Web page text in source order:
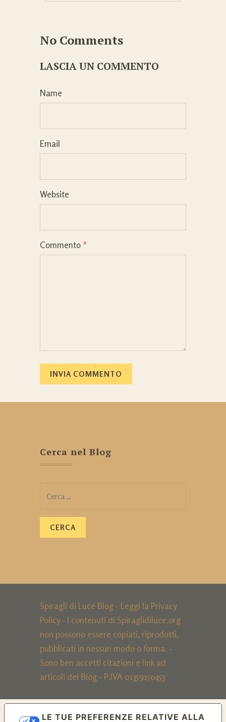
No Comments
LASCIA UN COMMENTO
Name
Email
Website
Commento *
Cerca nel Blog
Spiragli di Luce Blog - Leggi la Privacy
Policy- I contenuti di Spiraglidiluce.org
non possono essere copiati, riprodotti,
pubblicati in nessun modo o forma. -
Sono ben accetti citazioni e link ad
articoli del Blog - P.IVA 01359150453
LE TUE PREFERENZE RELATIVE ALLA